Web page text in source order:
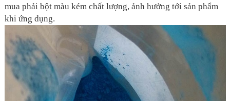
mua phải bột màu kém chất lượng, ảnh hưởng tới sản phẩm
khi ứng dụng.